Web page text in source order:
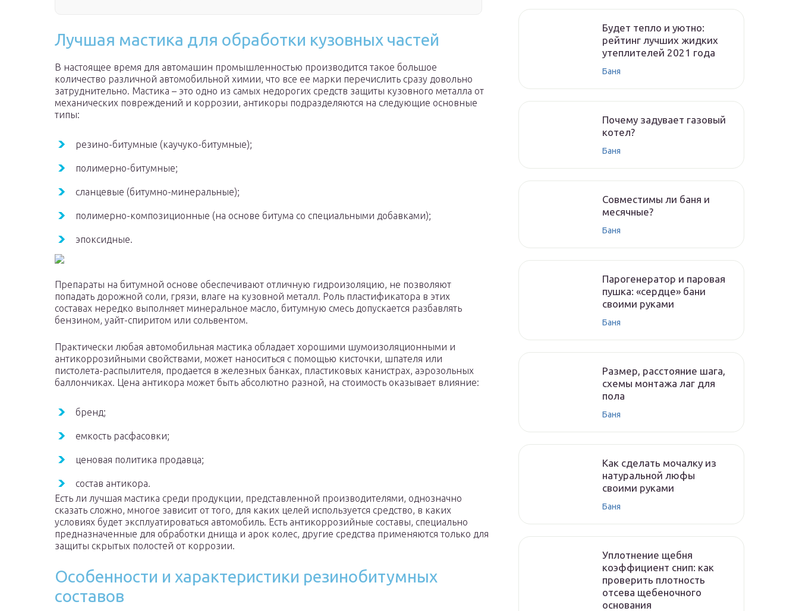
Лучшая мастика для обработки кузовных частей
В настоящее время для автомашин промышленностью производится такое большое
количество различной автомобильной химии, что все ее марки перечислить сразу довольно
затруднительно. Мастика – это одно из самых недорогих средств защиты кузовного металла от
механических повреждений и коррозии, антикоры подразделяются на следующие основные
типы:
резино-битумные (каучуко-битумные);
полимерно-битумные;
сланцевые (битумно-минеральные);
полимерно-композиционные (на основе битума со специальными добавками);
эпоксидные.
Препараты на битумной основе обеспечивают отличную гидроизоляцию, не позволяют
попадать дорожной соли, грязи, влаге на кузовной металл. Роль пластификатора в этих
составах нередко выполняет минеральное масло, битумную смесь допускается разбавлять
бензином, уайт-спиритом или сольвентом.
Практически любая автомобильная мастика обладает хорошими шумоизоляционными и
антикоррозийными свойствами, может наноситься с помощью кисточки, шпателя или
пистолета-распылителя, продается в железных банках, пластиковых канистрах, аэрозольных
баллончиках. Цена антикора может быть абсолютно разной, на стоимость оказывает влияние:
бренд;
емкость расфасовки;
ценовая политика продавца;
состав антикора.
Есть ли лучшая мастика среди продукции, представленной производителями, однозначно
сказать сложно, многое зависит от того, для каких целей используется средство, в каких
условиях будет эксплуатироваться автомобиль. Есть антикоррозийные составы, специально
предназначенные для обработки днища и арок колес, другие средства применяются только для
защиты скрытых полостей от коррозии.
Особенности и характеристики резинобитумных
составов
Будет тепло и уютно:
рейтинг лучших жидких
утеплителей 2021 года
Баня
Почему задувает газовый
котел?
Баня
Совместимы ли баня и
месячные?
Баня
Парогенератор и паровая
пушка: «сердце» бани
своими руками
Баня
Размер, расстояние шага,
схемы монтажа лаг для
пола
Баня
Как сделать мочалку из
натуральной люфы
своими руками
Баня
Уплотнение щебня
коэффициент снип: как
проверить плотность
отсева щебеночного
основания